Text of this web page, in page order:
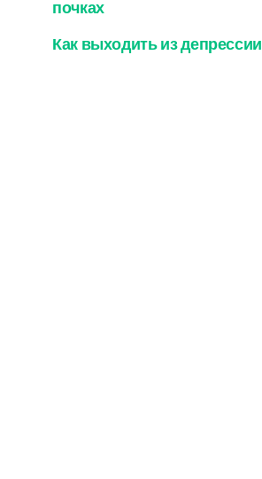
почках
Как выходить из депрессии